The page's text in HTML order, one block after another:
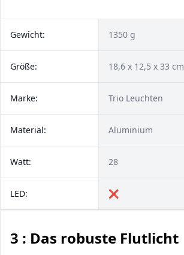
Gewicht: 1350 g
Größe: 18,6 x 12,5 x 33 cm
Marke: Trio Leuchten
Material: Aluminium
Watt: 28
LED: ❌
3 : Das robuste Flutlicht